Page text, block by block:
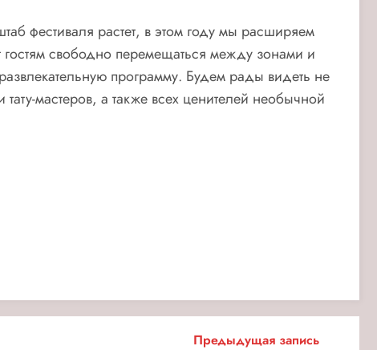
фестиваля растет, в этом году мы расширяем
гостям свободно перемещаться между зонами и
программу. Будем рады видеть не
мастеров, а также всех ценителей необычной
Предыдущая запись